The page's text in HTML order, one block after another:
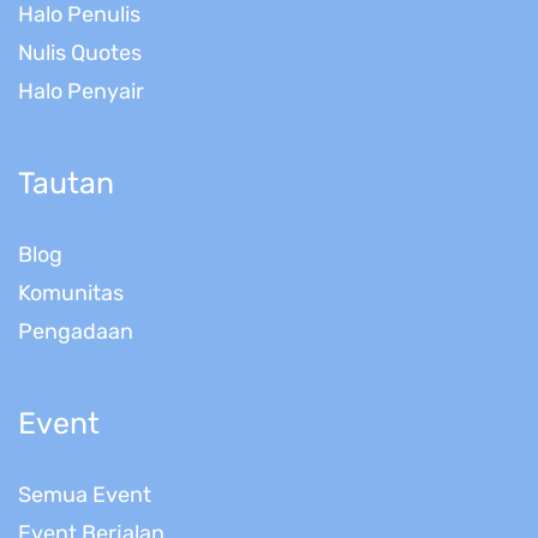
Halo Penulis
Nulis Quotes
Halo Penyair
Tautan
Blog
Komunitas
Pengadaan
Event
Semua Event